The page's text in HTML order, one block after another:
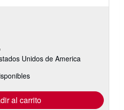
tarifas
envío
Unidos de America
al carrito